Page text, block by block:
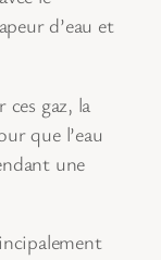
d’eau et
ces gaz, la
que l’eau
une